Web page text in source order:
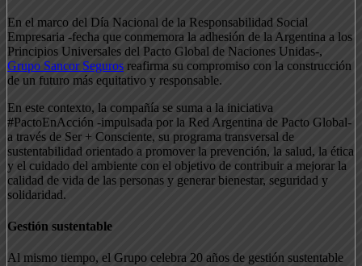
En el marco del Día Nacional de la Responsabilidad Social
Empresaria -fecha que conmemora la adhesión de la Argentina a los
Principios Universales del Pacto Global de Naciones Unidas-,
Grupo Sancor Seguros reafirma su compromiso con la construcción
de un futuro más equitativo y responsable.
En este contexto, la compañía se suma a la iniciativa
#PactoEnAcción -impulsada por la Red Argentina de Pacto Global-
a través de Ser + Consciente, su programa transversal de
sustentabilidad orientado a promover la prevención, la salud, la ética
y el cuidado del ambiente con el objetivo de contribuir a mejorar la
calidad de vida de las personas y generar bienestar, seguridad y
solidaridad.
Gestión sustentable
Al mismo tiempo, el Grupo celebra 20 años de gestión sustentable